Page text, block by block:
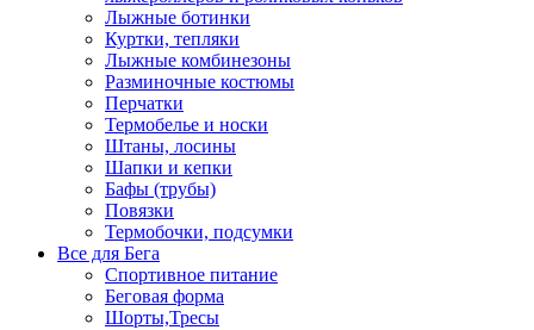
Лыжные ботинки
Куртки, тепляки
Лыжные комбинезоны
Разминочные костюмы
Перчатки
Термобелье и носки
Штаны, лосины
Шапки и кепки
Бафы (трубы)
Повязки
Термобочки, подсумки
Все для Бега
Спортивное питание
Беговая форма
Шорты,Тресы